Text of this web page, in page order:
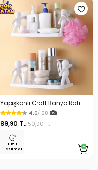
Yapışkanlı Craft Banyo Rafı
Organizer 1 Adet
4.6/ 28
89,90 TL150,00 TL
Hızlı
Teslimat